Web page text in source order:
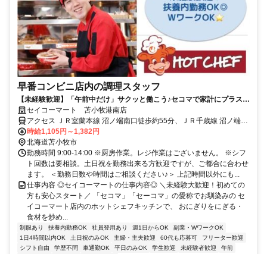
早番コンビニ店内の調理スタッフ
【未経験歓迎】「午前中だけ」サクッと働こう♪セコマで家計にプラス◎
扶養内勤務もOK！
セイコーマート 苫小牧港南店
アクセス ＪＲ室蘭本線 沼ノ端南口徒歩約55分、ＪＲ千歳線 沼ノ端南
口徒歩約55分、ＪＲ日高本線 勇払徒歩約61分
時給1,105円～1,382円
北海道苫小牧市
勤務時間 9:00-14:00 ※厨房作業。レジ作業はございません。 ※シフ
ト回数は要相談。土日祝を勤務出来る方歓迎ですが、ご都合に合わせ
ます。 ＜勤務日数や時間はご相談ください♪＞ 上記時間以外にも...
仕事内容 ◎セイコーマートの仕事内容◎ ＼未経験大歓迎！初めての
方も安心スタート／ 「セコマ」「セーコマ」の愛称でお馴染みの セ
イコーマート店内のホットシェフキッチンで、 おにぎりをにぎる・
食材を炒め...
制服あり 扶養内勤務OK 社員登用あり 週1日からOK
副業・WワークOK
1日4時間以内OK
土日祝のみOK 主婦・主夫歓迎 60代も応募可
フリーター歓迎
シフト自由
学歴不問 車通勤OK 平日のみOK 学生歓迎 未経験者歓迎
午前